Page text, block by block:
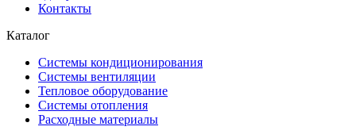
Контакты
Каталог
Системы кондиционирования
Системы вентиляции
Тепловое оборудование
Системы отопления
Расходные материалы